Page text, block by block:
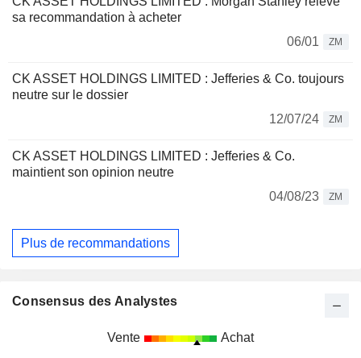
sa recommandation à acheter
06/01
ZM
CK ASSET HOLDINGS LIMITED : Jefferies & Co. toujours
neutre sur le dossier
12/07/24
ZM
CK ASSET HOLDINGS LIMITED : Jefferies & Co.
maintient son opinion neutre
04/08/23
ZM
Plus de recommandations
Consensus des Analystes
Vente Achat